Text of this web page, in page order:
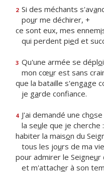
2 Si des méchants s'ava
pour me déchirer, +
ce sont eux, mes ennemi
qui perdent pied et
3 Qu'une armée se déplo
mon cœur est sans
que la bataille s'engage
je garde confiance.
4 J'ai demandé une chose
la seule que je cherche
habiter la maison du
tous les jours de ma
pour admirer le Seigneur
et m'attacher à son